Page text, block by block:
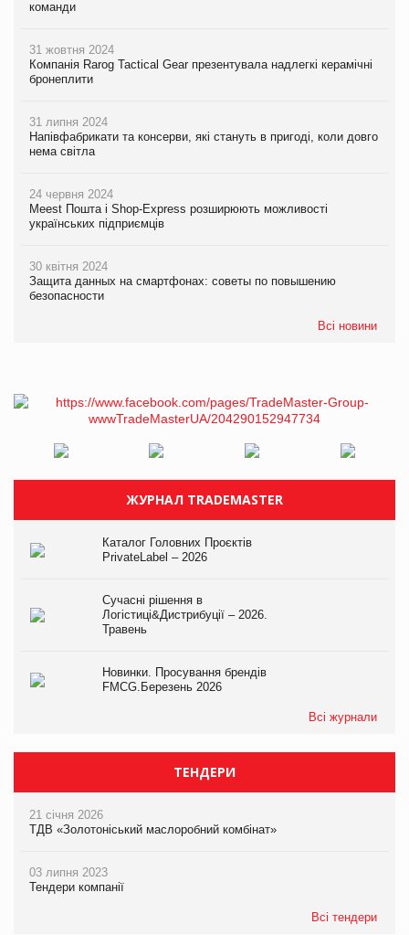
команди
31 жовтня 2024
Компанія Rarog Tactical Gear презентувала надлегкі керамічні
бронеплити
31 липня 2024
Напівфабрикати та консерви, які стануть в пригоді, коли довго
нема світла
24 червня 2024
Meest Пошта і Shop-Express розширюють можливості
українських підприємців
30 квітня 2024
Защита данных на смартфонах: советы по повышению
безопасности
Всі новини
ЖУРНАЛ TRADEMASTER
Каталог Головних Проєктів
PrivateLabel – 2026
Сучасні рішення в
Логістиці&Дистрибуції – 2026.
Травень
Новинки. Просування брендів
FMCG.Березень 2026
Всі журнали
ТЕНДЕРИ
21 січня 2026
ТДВ «Золотоніський маслоробний комбінат»
03 липня 2023
Тендери компанії
Всі тендери